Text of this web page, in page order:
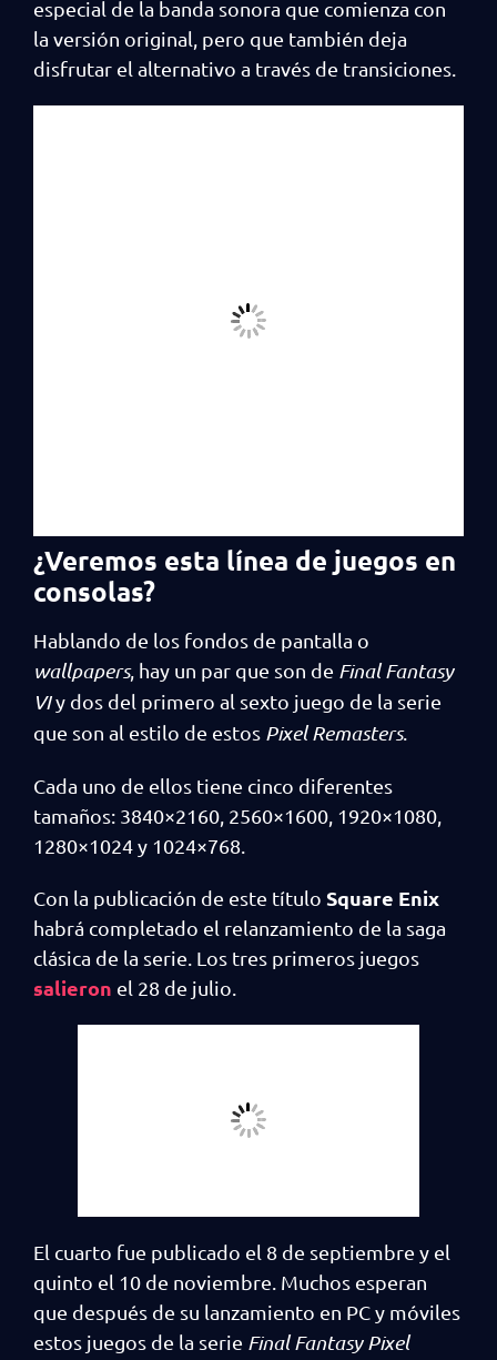
especial de la banda sonora que comienza con
la versión original, pero que también deja
disfrutar el alternativo a través de transiciones.
¿Veremos esta línea de juegos en
consolas?
Hablando de los fondos de pantalla o
wallpapers, hay un par que son de Final Fantasy
VIy dos del primero al sexto juego de la serie
que son al estilo de estos Pixel Remasters.
Cada uno de ellos tiene cinco diferentes
tamaños: 3840×2160, 2560×1600, 1920×1080,
1280×1024 y 1024×768.
Con la publicación de este título Square Enix
habrá completado el relanzamiento de la saga
clásica de la serie. Los tres primeros juegos
salieron el 28 de julio.
El cuarto fue publicado el 8 de septiembre y el
quinto el 10 de noviembre. Muchos esperan
que después de su lanzamiento en PC y móviles
estos juegos de la serie Final Fantasy Pixel